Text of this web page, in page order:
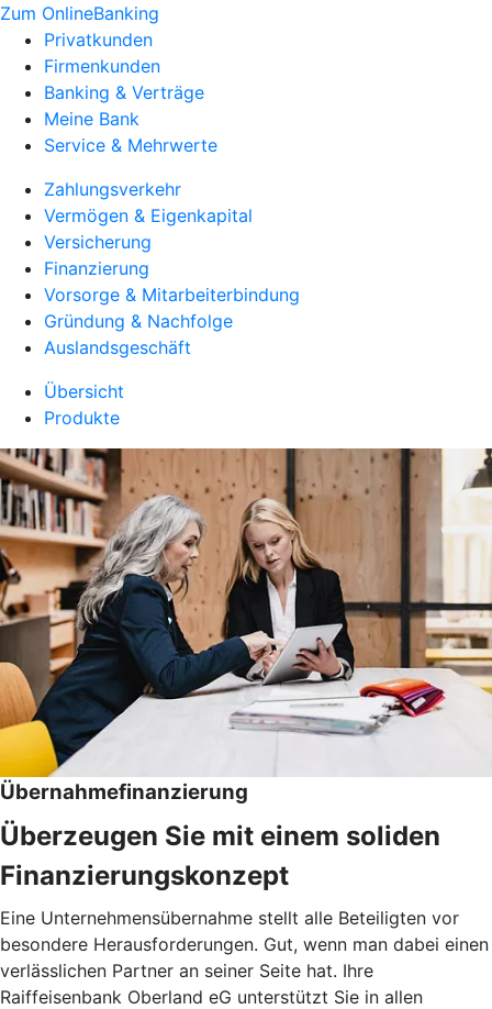
Zum OnlineBanking
Privatkunden
Firmenkunden
Banking & Verträge
Meine Bank
Service & Mehrwerte
Zahlungsverkehr
Vermögen & Eigenkapital
Versicherung
Finanzierung
Vorsorge & Mitarbeiterbindung
Gründung & Nachfolge
Auslandsgeschäft
Übersicht
Produkte
Übernahmefinanzierung
Überzeugen Sie mit einem soliden
Finanzierungskonzept
Eine Unternehmensübernahme stellt alle Beteiligten vor
besondere Herausforderungen. Gut, wenn man dabei einen
verlässlichen Partner an seiner Seite hat. Ihre
Raiffeisenbank Oberland eG unterstützt Sie in allen